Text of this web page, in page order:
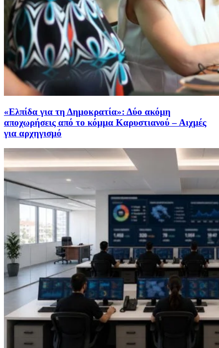
«Ελπίδα για τη Δημοκρατία»: Δύο ακόμη
αποχωρήσεις από το κόμμα Καρυστιανού – Αιχμές
για αρχηγισμό